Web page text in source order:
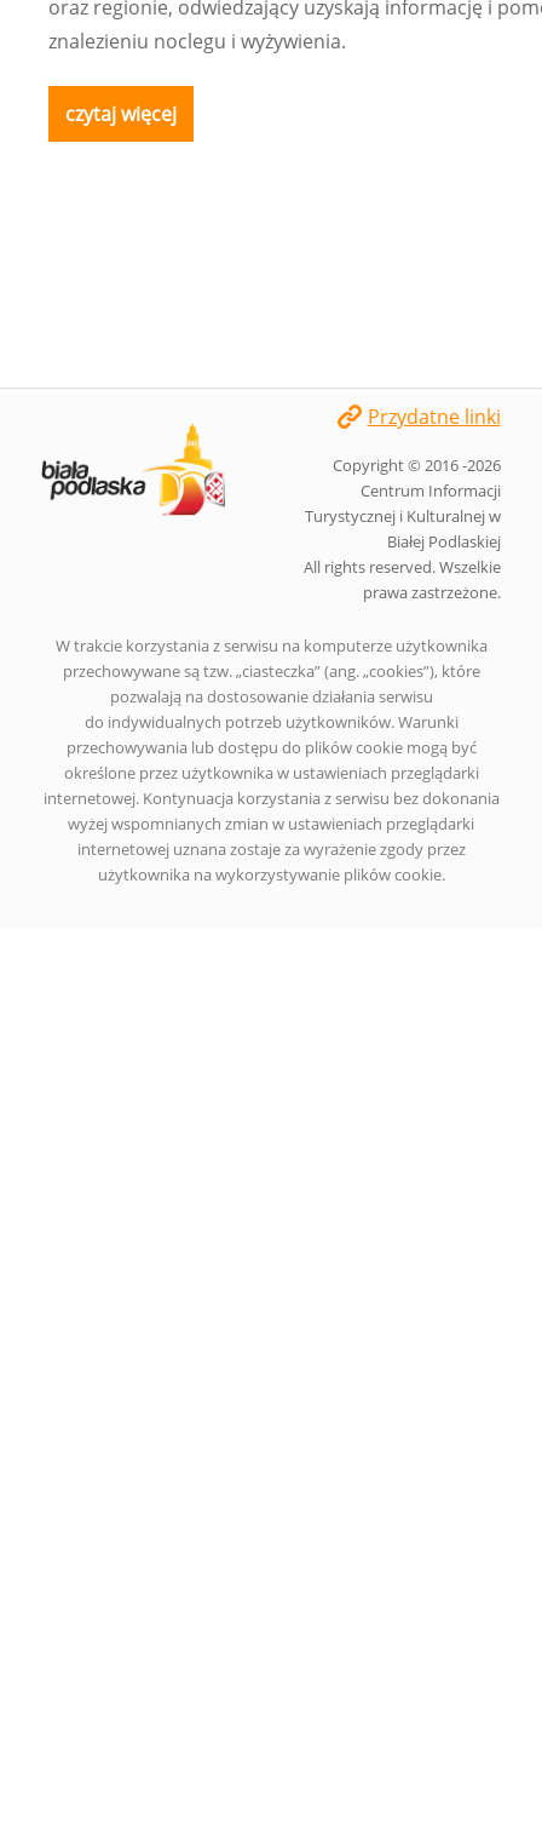
oraz regionie, odwiedzający uzyskają informację i
znalezieniu noclegu i wyżywienia.
czytaj więcej
Przydatne linki
Copyright © 2016 -2026
Centrum Informacji
Turystycznej i Kulturalnej w
Białej Podlaskiej
All rights reserved. Wszelkie
prawa zastrzeżone.
W trakcie korzystania z serwisu na komputerze użytkownika
przechowywane są tzw. „ciasteczka” (ang. „cookies”), które
pozwalają na dostosowanie działania serwisu
do indywidualnych potrzeb użytkowników. Warunki
przechowywania lub dostępu do plików cookie mogą być
określone przez użytkownika w ustawieniach przeglądarki
internetowej. Kontynuacja korzystania z serwisu bez dokonania
wyżej wspomnianych zmian w ustawieniach przeglądarki
internetowej uznana zostaje za wyrażenie zgody przez
użytkownika na wykorzystywanie plików cookie.